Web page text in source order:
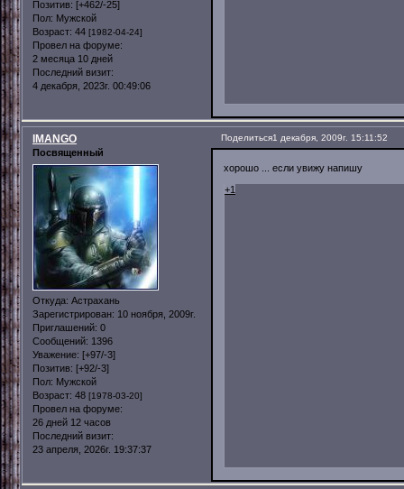
Позитив: [+462/-25]
Пол: Мужской
Возраст: 44 [1982-04-24]
Провел на форуме:
2 месяца 10 дней
Последний визит:
4 декабря, 2023г. 00:49:06
Поделиться1 декабря, 2009г. 15:11:52
IMANGO
Посвященный
Откуда: Астрахань
Зарегистрирован: 10 ноября, 2009г.
Приглашений: 0
Сообщений: 1396
Уважение: [+97/-3]
Позитив: [+92/-3]
Пол: Мужской
Возраст: 48 [1978-03-20]
Провел на форуме:
26 дней 12 часов
Последний визит:
23 апреля, 2026г. 19:37:37
хорошо ... если увижу напишу
+1